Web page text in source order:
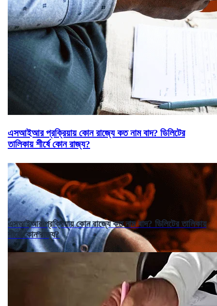
এসআইআর প্রক্রিয়ায় কোন রাজ্যে কত নাম বাদ? ডিলিটের